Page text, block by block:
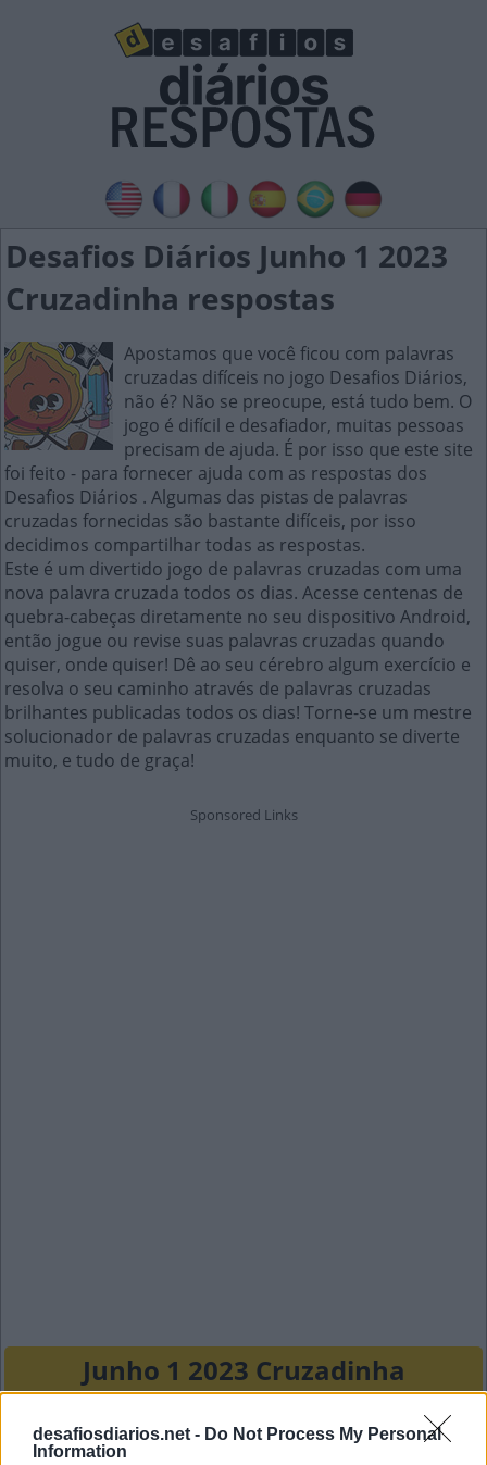
desafiosdiarios.net - Do Not Process My Personal
Information
Desafios Diários Junho 1 2023
Cruzadinha respostas
Apostamos que você ficou com palavras
cruzadas difíceis no jogo Desafios Diários,
não é? Não se preocupe, está tudo bem. O
jogo é difícil e desafiador, muitas pessoas
precisam de ajuda. É por isso que este site
foi feito - para fornecer ajuda com as respostas dos
Desafios Diários . Algumas das pistas de palavras
cruzadas fornecidas são bastante difíceis, por isso
decidimos compartilhar todas as respostas.
Este é um divertido jogo de palavras cruzadas com uma
nova palavra cruzada todos os dias. Acesse centenas de
quebra-cabeças diretamente no seu dispositivo Android,
então jogue ou revise suas palavras cruzadas quando
quiser, onde quiser! Dê ao seu cérebro algum exercício e
resolva o seu caminho através de palavras cruzadas
brilhantes publicadas todos os dias! Torne-se um mestre
solucionador de palavras cruzadas enquanto se diverte
muito, e tudo de graça!
Junho 1 2023 Cruzadinha
S A C